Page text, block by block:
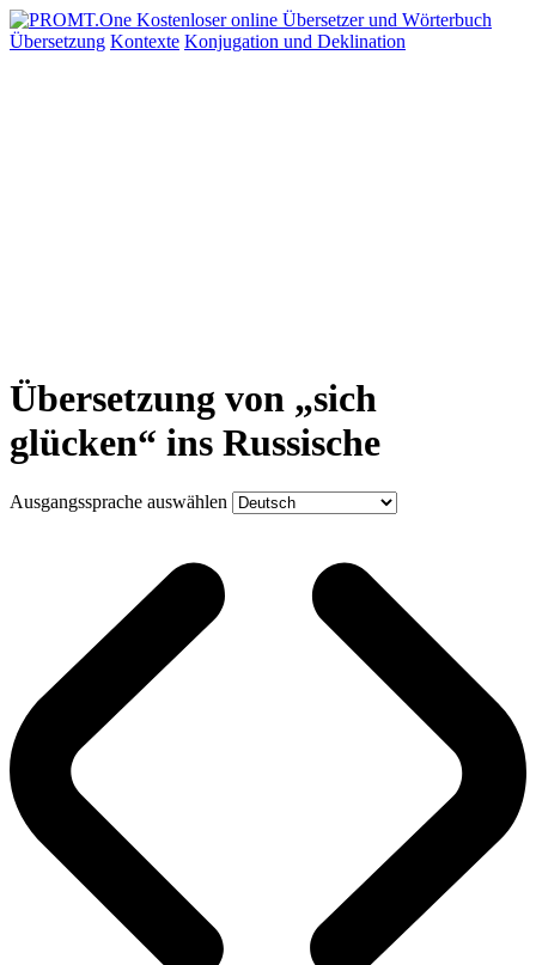
Übersetzung Kontexte Konjugation und Deklination
Übersetzung von „sich
glücken“ ins Russische
Ausgangssprache auswählen